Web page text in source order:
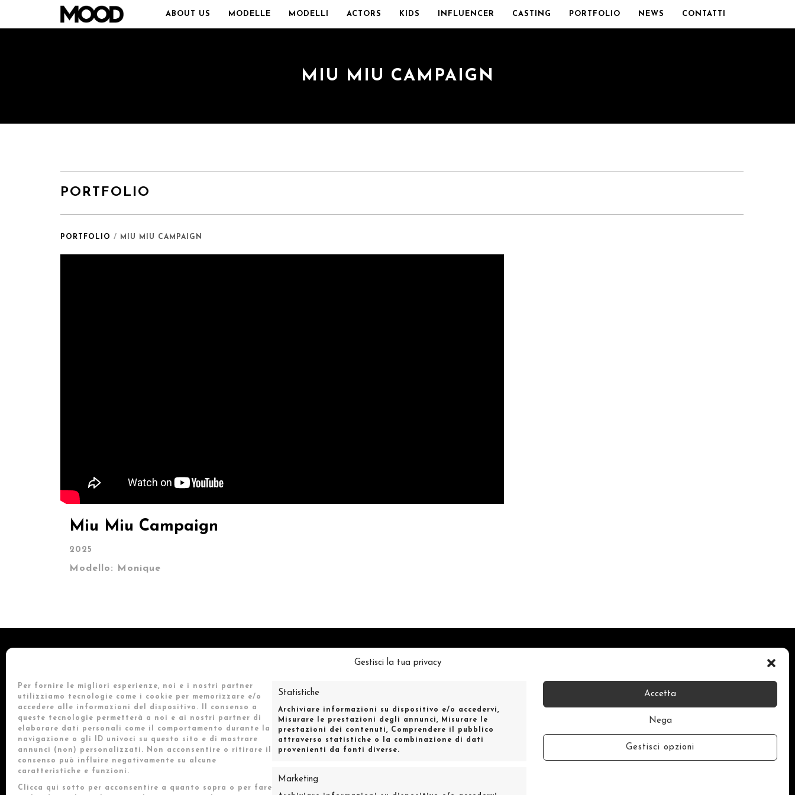
Gestisci la tua privacy
Per fornire le migliori esperienze, noi e i nostri partner
utilizziamo tecnologie come i cookie per memorizzare e/o
accedere alle informazioni del dispositivo. Il consenso a
queste tecnologie permetterà a noi e ai nostri partner di
elaborare dati personali come il comportamento durante la
navigazione o gli ID univoci su questo sito e di mostrare
annunci (non) personalizzati. Non acconsentire o ritirare il
consenso può influire negativamente su alcune
caratteristiche e funzioni.
Clicca qui sotto per acconsentire a quanto sopra o per fare
Statistiche
Archiviare informazioni su dispositivo e/o accedervi,
Misurare le prestazioni degli annunci, Misurare le
prestazioni dei contenuti, Comprendere il pubblico
attraverso statistiche o la combinazione di dati
provenienti da fonti diverse.
Marketing
Accetta
Nega
Gestisci opzioni
ABOUT US MODELLE MODELLI ACTORS KIDS INFLUENCER CASTING PORTFOLIO NEWS CONTATTI
MIU MIU CAMPAIGN
PORTFOLIO
PORTFOLIO / MIU MIU CAMPAIGN
Miu Miu Campaign
2025
Modello: Monique
AGENZIA DI MODA E SPETTACOLO MILANO
Via Vincenzo Foppa, 46 – 20144 – Milano
info@moodmanagement.it